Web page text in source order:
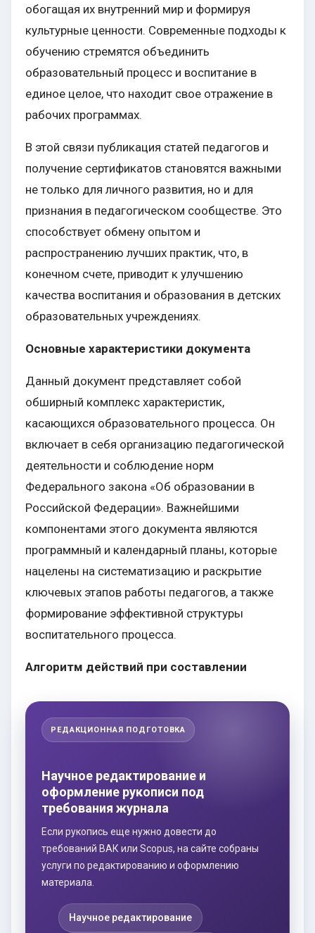
обогащая их внутренний мир и формируя
культурные ценности. Современные подходы к
обучению стремятся объединить
образовательный процесс и воспитание в
единое целое, что находит свое отражение в
рабочих программах.
В этой связи публикация статей педагогов и
получение сертификатов становятся важными
не только для личного развития, но и для
признания в педагогическом сообществе. Это
способствует обмену опытом и
распространению лучших практик, что, в
конечном счете, приводит к улучшению
качества воспитания и образования в детских
образовательных учреждениях.
Основные характеристики документа
Данный документ представляет собой
обширный комплекс характеристик,
касающихся образовательного процесса. Он
включает в себя организацию педагогической
деятельности и соблюдение норм
Федерального закона «Об образовании в
Российской Федерации». Важнейшими
компонентами этого документа являются
программный и календарный планы, которые
нацелены на систематизацию и раскрытие
ключевых этапов работы педагогов, а также
формирование эффективной структуры
воспитательного процесса.
Алгоритм действий при составлении
РЕДАКЦИОННАЯ ПОДГОТОВКА
Научное редактирование и
оформление рукописи под
требования журнала
Если рукопись еще нужно довести до
требований ВАК или Scopus, на сайте собраны
услуги по редактированию и оформлению
материала.
Научное редактирование